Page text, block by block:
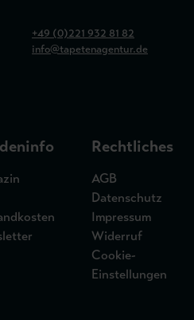
+49 (0)221 932 81 82
info@tapetenagentur.de
Rechtliches
AGB
Datenschutz
Impressum
Widerruf
Cookie-
Einstellungen